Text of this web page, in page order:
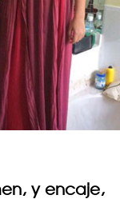
y encaje,